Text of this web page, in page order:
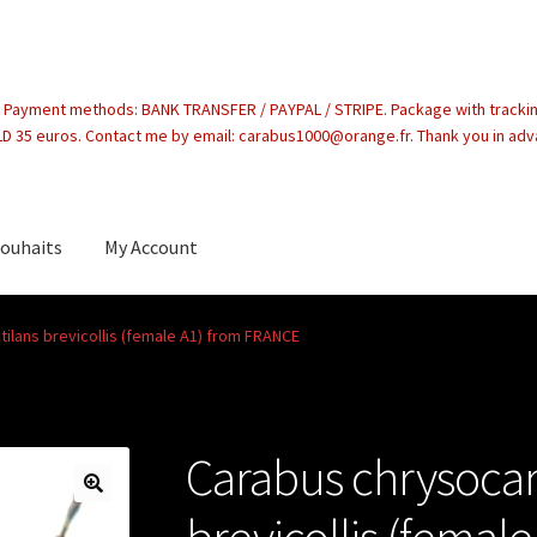
methods: BANK TRANSFER / PAYPAL / STRIPE. Package with
35 euros. Contact me by email: carabus1000@orange.fr. Thank you in
My Account
brevicollis (female A1) from FRANCE
Carabus